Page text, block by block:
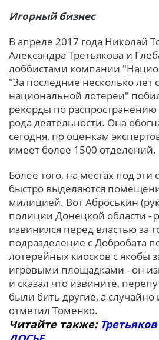
Игорный бизнес
В апреле 2017 года Николай
Александра Третьякова и
лоббистами компании
"За последние несколько лет
национальной лотереи"
рекорды по распространению
рода деятельности. Она
сегодня, по оценкам
имеет более 1500 отделений.
Более того, на местах под
быстро выделяются
милицией. Вот Аброськин
полиции Донецкой области -
извинился перед властью за
подразделение с Добробата
лотерейных киосков с
игровыми площадками - он
и сказал что извините,
были бить другие, а
отметил Томенко.
Читайте также: